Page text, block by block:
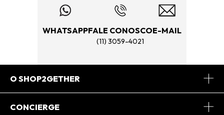
WHATSAPPFALE CONOSCO
(11) 3059-4021
E-MAIL
O SHOP2GETHER
Sobre Nós
CONCIERGE